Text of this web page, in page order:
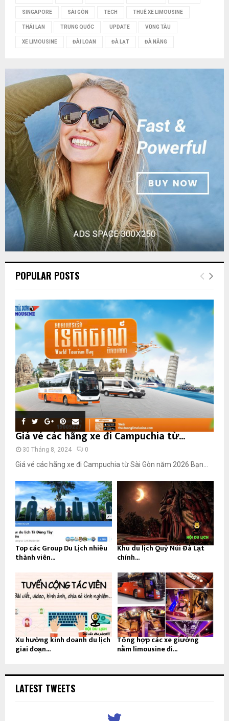
SINGAPORE SÀI GÒN TECH THUÊ XE LIMOUSINE
THÁI LAN TRUNG QUỐC UPDATE VŨNG TÀU
XE LIMOUSINE ĐÀI LOAN ĐÀ LẠT ĐÀ NẴNG
POPULAR POSTS
Giá vé các hãng xe đi Campuchia từ...
30 Tháng 8, 2024 0
Giá vé các hãng xe đi Campuchia từ Sài Gòn năm 2026 Bạn...
Top các Group Du Lịch nhiều
thành viên...
Khu du lịch Quỷ Núi Đà Lạt
chính...
Xu hướng kinh doanh du lịch
giai đoạn...
Tổng hợp các xe giường
nằm limousine đi...
LATEST TWEETS